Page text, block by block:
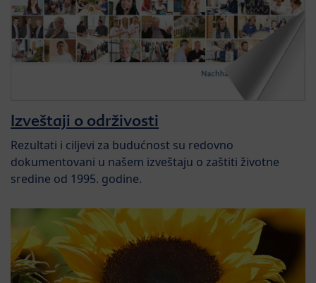
Izveštaji o održivosti
Rezultati i ciljevi za budućnost su redovno
dokumentovani u našem izveštaju o zaštiti životne
sredine od 1995. godine.